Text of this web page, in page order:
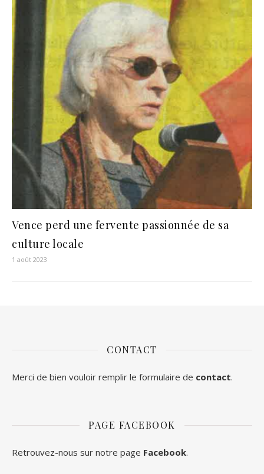
Vence perd une fervente passionnée de sa
culture locale
1 août 2023
CONTACT
Merci de bien vouloir remplir le formulaire de contact.
PAGE FACEBOOK
Retrouvez-nous sur notre page Facebook.